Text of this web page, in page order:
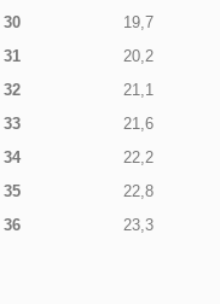
30
19,7
31
20,2
32
21,1
33
21,6
34
22,2
35
22,8
36
23,3